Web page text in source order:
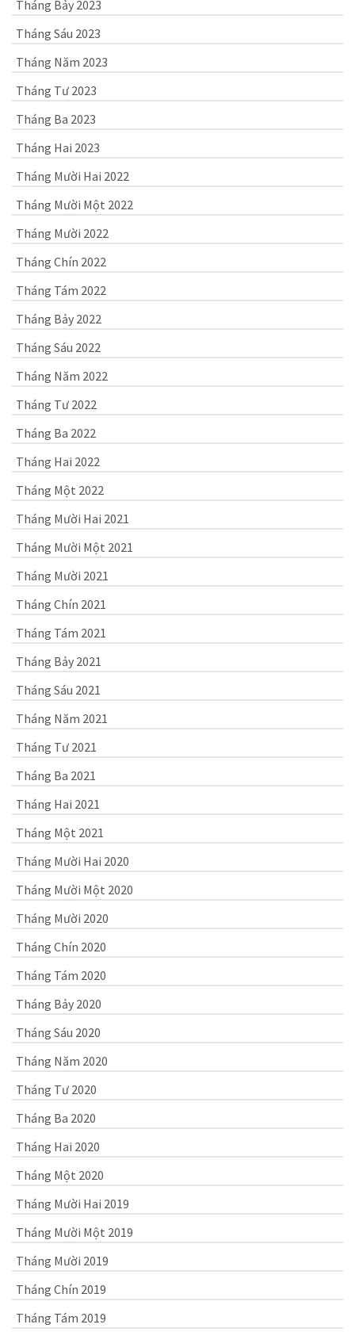
Tháng Bảy 2023
Tháng Sáu 2023
Tháng Năm 2023
Tháng Tư 2023
Tháng Ba 2023
Tháng Hai 2023
Tháng Mười Hai 2022
Tháng Mười Một 2022
Tháng Mười 2022
Tháng Chín 2022
Tháng Tám 2022
Tháng Bảy 2022
Tháng Sáu 2022
Tháng Năm 2022
Tháng Tư 2022
Tháng Ba 2022
Tháng Hai 2022
Tháng Một 2022
Tháng Mười Hai 2021
Tháng Mười Một 2021
Tháng Mười 2021
Tháng Chín 2021
Tháng Tám 2021
Tháng Bảy 2021
Tháng Sáu 2021
Tháng Năm 2021
Tháng Tư 2021
Tháng Ba 2021
Tháng Hai 2021
Tháng Một 2021
Tháng Mười Hai 2020
Tháng Mười Một 2020
Tháng Mười 2020
Tháng Chín 2020
Tháng Tám 2020
Tháng Bảy 2020
Tháng Sáu 2020
Tháng Năm 2020
Tháng Tư 2020
Tháng Ba 2020
Tháng Hai 2020
Tháng Một 2020
Tháng Mười Hai 2019
Tháng Mười Một 2019
Tháng Mười 2019
Tháng Chín 2019
Tháng Tám 2019